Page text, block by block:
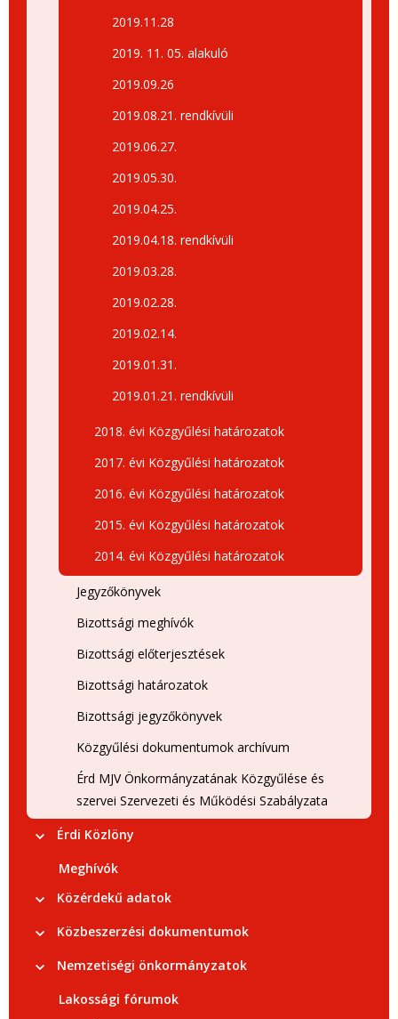
2019.11.28
2019. 11. 05. alakuló
2019.09.26
2019.08.21. rendkívüli
2019.06.27.
2019.05.30.
2019.04.25.
2019.04.18. rendkívüli
2019.03.28.
2019.02.28.
2019.02.14.
2019.01.31.
2019.01.21. rendkívüli
2018. évi Közgyűlési határozatok
2017. évi Közgyűlési határozatok
2016. évi Közgyűlési határozatok
2015. évi Közgyűlési határozatok
2014. évi Közgyűlési határozatok
Jegyzőkönyvek
Bizottsági meghívók
Bizottsági előterjesztések
Bizottsági határozatok
Bizottsági jegyzőkönyvek
Közgyűlési dokumentumok archívum
Érd MJV Önkormányzatának Közgyűlése és
szervei Szervezeti és Működési Szabályzata
Érdi Közlöny
Meghívók
Közérdekű adatok
Közbeszerzési dokumentumok
Nemzetiségi önkormányzatok
Lakossági fórumok